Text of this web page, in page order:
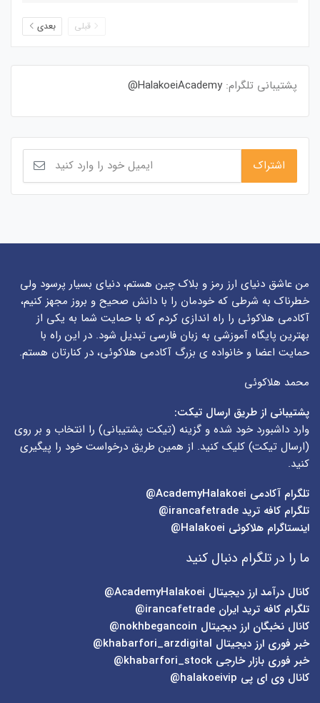
قبلی بعدی
پشتیبانی تلگرام: HalakoeiAcademy@
من عاشق دنیای ارز رمز و بلاک چین هستم، دنیای بسیار پرسود ولی
خطرناک به شرطی که خودمان را با دانش صحیح و بروز مجهز کنیم،
آکادمی هلاکوئی را راه اندازی کردم که با حمایت شما به یکی از
بهترین پایگاه آموزشی به زبان فارسی تبدیل شود. در این راه با
حمایت اعضا و خانواده ی بزرگ آکادمی هلاکوئی، در کنارتان هستم.
محمد هلاکوئی
پشتیبانی از طریق ارسال تیکت:
وارد داشبورد خود شده و گزینه (تیکت پشتیبانی) را انتخاب و بر روی
(ارسال تیکت) کلیک کنید. از همین طریق درخواست خود را پیگیری
کنید.
تلگرام آکادمی
تلگرام کافه ترید irancafetrade@
اینستاگرام هلاکوئی Halakoei@
ما را در تلگرام دنبال کنید
کانال درآمد ارز دیجیتال AcademyHalakoei@
تلگرام کافه ترید ایران irancafetrade@
کانال نخبگان ارز دیجیتال nokhbegancoin@
خبر فوری ارز دیجیتال khabarfori_arzdigital@
خبر فوری بازار خارجی khabarfori_stock@
کانال وی ای پی halakoeivip@